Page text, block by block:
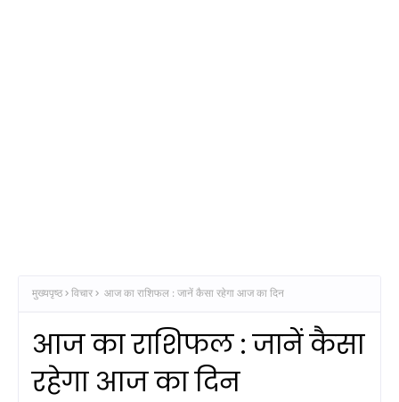
मुख्यपृष्ठ विचार आज का राशिफल : जानें कैसा रहेगा आज का दिन
आज का राशिफल : जानें कैसा
रहेगा आज का दिन